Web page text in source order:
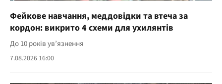
Фейкове навчання, меддовідки та втеча за
кордон: викрито 4 схеми для ухилянтів
До 10 років ув’язнення
7.08.2026 16:00